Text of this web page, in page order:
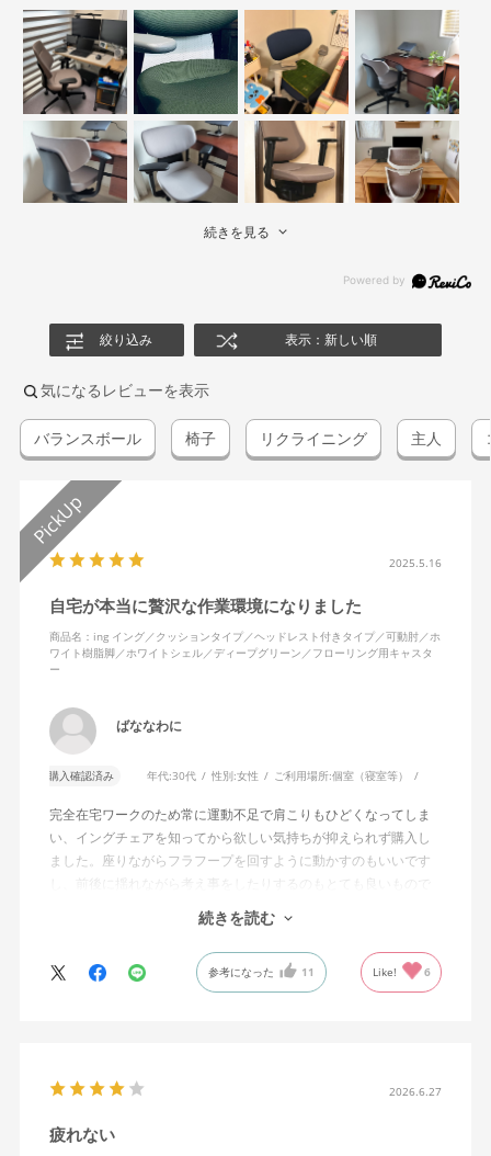
続きを見る
絞り込み 表示：新しい順
気になるレビューを表示
バランスボール 椅子 リクライニング 主人
2025.5.16
自宅が本当に贅沢な作業環境になりました
商品名：ing イング／クッションタイプ／ヘッドレスト付きタイプ／可動肘／ホ
ワイト樹脂脚／ホワイトシェル／ディープグリーン／フローリング用キャスタ
ー
ばななわに
購入確認済み 年代:30代 性別:女性 ご利用場所:個室（寝室等）
完全在宅ワークのため常に運動不足で肩こりもひどくなってしま
い、イングチェアを知ってから欲しい気持ちが抑えられず購入し
ました。座りながらフラフープを回すように動かすのもいいです
し、前後に揺れながら考え事をしたりするのもとても良いもので
す。カチャカチャ音が鳴るわけではないのですが、オフィスで揺
れてばっかだと怒られそうですが、自宅なら何も気にせずに使え
特に前後に揺らす時にヘッドレストありで購入して良かったと思
えます。揺れを止める機能もちゃんとあります。
続きを読む
参考になった 11 Like! 6
2026.6.27
疲れない